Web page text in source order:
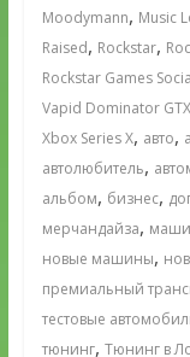
Moodymann, Music
Raised, Rockstar,
Rockstar Games
Vapid Dominator GTX
Xbox Series X, авто,
автолюбитель,
альбом, бизнес,
мерчандайза,
новые машины,
премиальный
тестовые
тюнинг, Тюнинг в